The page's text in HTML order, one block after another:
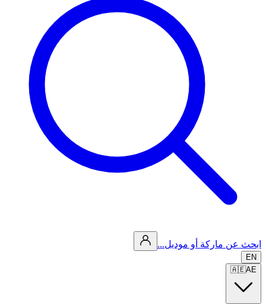
ابحث عن ماركة أو موديل...
EN
🇦🇪AE